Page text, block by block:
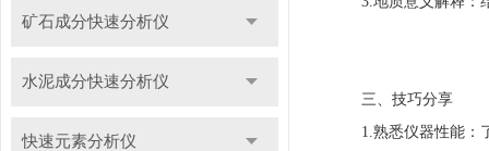
矿石成分快速分析仪
水泥成分快速分析仪
快速元素分析仪
三、技巧分享
1.熟悉仪器性能：了